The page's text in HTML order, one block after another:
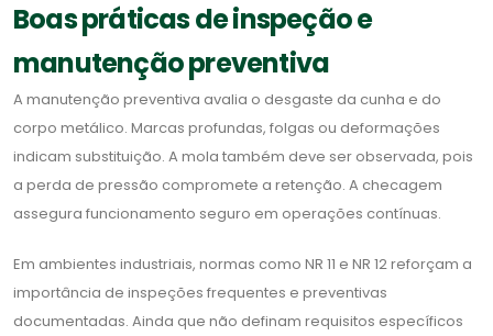
Boas práticas de inspeção e
manutenção preventiva
A manutenção preventiva avalia o desgaste da cunha e do
corpo metálico. Marcas profundas, folgas ou deformações
indicam substituição. A mola também deve ser observada, pois
a perda de pressão compromete a retenção. A checagem
assegura funcionamento seguro em operações contínuas.
Em ambientes industriais, normas como NR 11 e NR 12 reforçam a
importância de inspeções frequentes e preventivas
documentadas. Ainda que não definam requisitos específicos